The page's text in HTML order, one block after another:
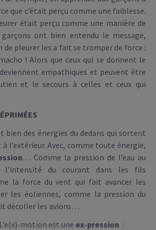
que c’était perçu comme une faiblesse.
était perçu comme une manière de
ont bien entendu le message,
de pleurer les a fait se tromper de force :
! Alors que ceux qui se donnent le
empathiques et peuvent être
et le secours à celles et ceux qui
bien des énergies du dedans qui sortent
l’extérieur. Avec, comme toute énergie,
… Comme la pression de l’eau au
l’intensité du courant dans les fils
la force du vent qui fait avancer les
les éoliennes, comme la pression du
décoller les avions…
L’e(x)-motion est une ex-pression :